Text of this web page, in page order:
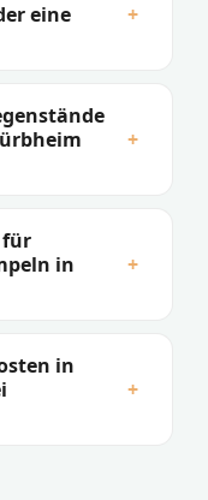
eine
+
+
für
in
+
in
+